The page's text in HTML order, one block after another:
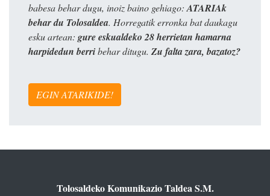
babesa behar dugu, inoiz baino gehiago: ATARIAk
behar du Tolosaldea. Horregatik erronka bat daukagu
esku artean: gure eskualdeko 28 herrietan hamarna
harpidedun berribehar ditugu. Zu falta zara, bazatoz?
EGIN ATARIKIDE!
Tolosaldeko Komunikazio Taldea S.M.